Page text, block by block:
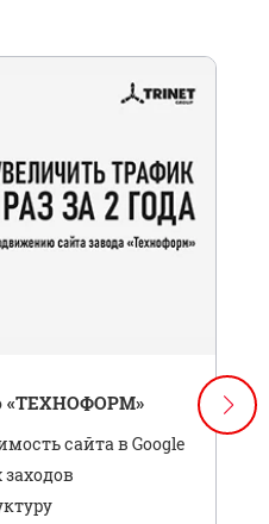
«ТЕХНОФОРМ»
сайта в Google